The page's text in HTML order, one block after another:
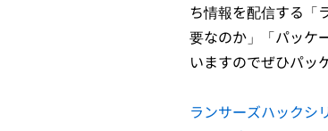
ち情報を配信する「
要なのか」「パッケ
いますのでぜひパッ
ランサーズハックシ